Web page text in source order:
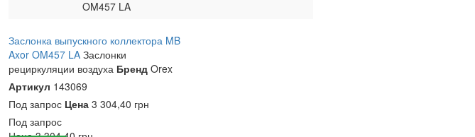
OM457 LA
Заслонка выпускного коллектора MB
Axor OM457 LA Заслонки
рециркуляции воздуха БрендOrex
Артикул 143069
Под запрос Цена3 304,40 грн
Под запрос